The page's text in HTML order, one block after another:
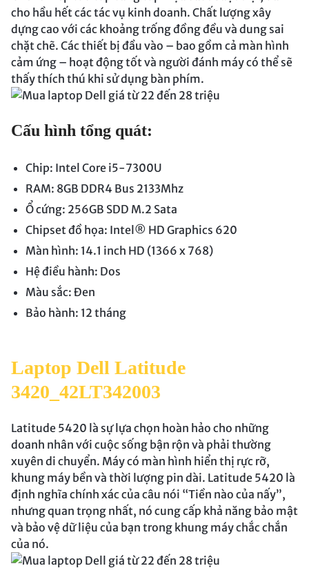
cho hầu hết các tác vụ kinh doanh. Chất lượng xây
dựng cao với các khoảng trống đồng đều và dung sai
chặt chẽ. Các thiết bị đầu vào – bao gồm cả màn hình
cảm ứng – hoạt động tốt và người đánh máy có thể sẽ
thấy thích thú khi sử dụng bàn phím.
Cấu hình tổng quát:
Chip: Intel Core i5-7300U
RAM: 8GB DDR4 Bus 2133Mhz
Ổ cứng: 256GB SDD M.2 Sata
Chipset đồ họa: Intel® HD Graphics 620
Màn hình: 14.1 inch HD (1366 x 768)
Hệ điều hành: Dos
Màu sắc: Đen
Bảo hành: 12 tháng
Laptop Dell Latitude
3420_42LT342003
Latitude 5420 là sự lựa chọn hoàn hảo cho những
doanh nhân với cuộc sống bận rộn và phải thường
xuyên di chuyển. Máy có màn hình hiển thị rực rỡ,
khung máy bền và thời lượng pin dài. Latitude 5420 là
định nghĩa chính xác của câu nói “Tiền nào của nấy”,
nhưng quan trọng nhất, nó cung cấp khả năng bảo mật
và bảo vệ dữ liệu của bạn trong khung máy chắc chắn
của nó.